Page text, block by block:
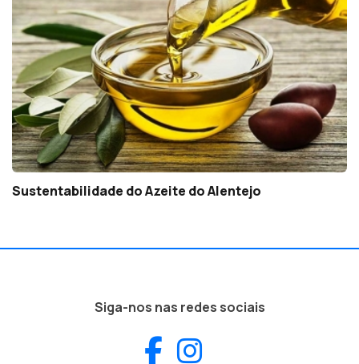
Sustentabilidade do Azeite do Alentejo
Siga-nos nas redes sociais
Facebook